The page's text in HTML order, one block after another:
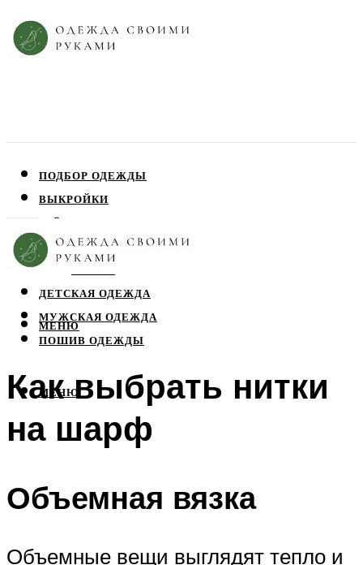
ПОДБОР ОДЕЖДЫ
ВЫКРОЙКИ
ЮБКИ
ДЕТСКАЯ ОДЕЖДА
МУЖСКАЯ ОДЕЖДА
ПОШИВ ОДЕЖДЫ
МЕНЮ
МЕНЮ
Как выбрать нитки
на шарф
Объемная вязка
Объемные вещи выглядят тепло и